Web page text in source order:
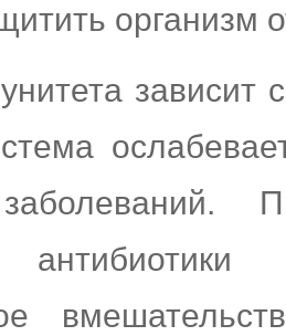
организм
зависит